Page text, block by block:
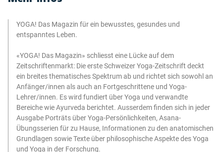
YOGA! Das Magazin für ein bewusstes, gesundes und
entspanntes Leben.
«YOGA! Das Magazin» schliesst eine Lücke auf dem
Zeitschriftenmarkt: Die erste Schweizer Yoga-Zeitschrift deckt
ein breites thematisches Spektrum ab und richtet sich sowohl an
Anfänger/innen als auch an Fortgeschrittene und Yoga-
Lehrer/innen. Es wird fundiert über Yoga und verwandte
Bereiche wie Ayurveda berichtet. Ausserdem finden sich in jeder
Ausgabe Porträts über Yoga-Persönlichkeiten, Asana-
Übungsserien für zu Hause, Informationen zu den anatomischen
Grundlagen sowie Texte über philosophische Aspekte des Yoga
und Yoga in der Forschung.